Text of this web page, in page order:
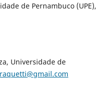
de Pernambuco (UPE),
Universidade de